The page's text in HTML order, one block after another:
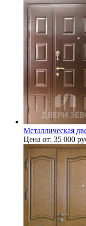
Металлическая
Цена от: 35 000